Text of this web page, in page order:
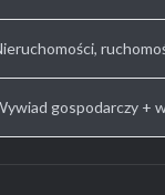
gospodarczy +